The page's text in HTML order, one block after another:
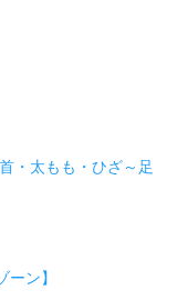
・太もも・ひざ～足
ン】